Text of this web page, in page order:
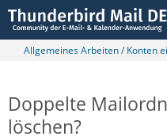
Allgemeines Arbeiten / Konten
Doppelte
löschen?